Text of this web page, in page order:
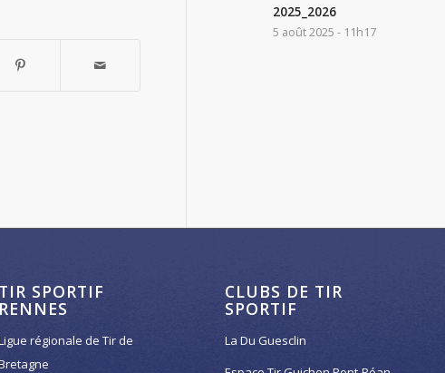
2025_2026
5 août 2025 - 11h17
TIR SPORTIF
RENNES
régionale de Tir de
CLUBS DE TIR
SPORTIF
La Du Guesclin